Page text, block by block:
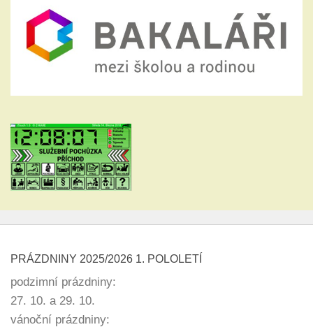
PRÁZDNINY 2025/2026 1. POLOLETÍ
podzimní prázdniny:
27. 10. a 29. 10.
vánoční prázdniny: